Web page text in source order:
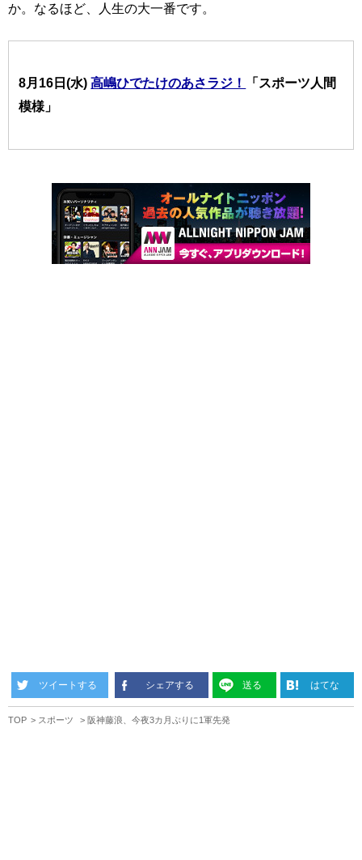
か。なるほど、人生の大一番です。
8月16日(水)高嶋ひでたけのあさラジ！
「スポーツ人間
模様」
ツイートする シェアする 送る はてな
TOP スポーツ 阪神藤浪、今夜3カ月ぶりに1軍先発